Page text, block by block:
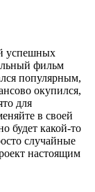
успешных
фильм
популярным,
окупился,
для
в своей
будет какой-то
случайные
настоящим